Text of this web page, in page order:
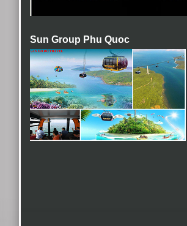
Sun Group Phu Quoc